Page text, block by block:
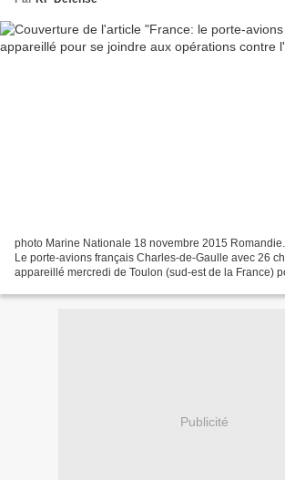
photo Marine Nationale 18 novembre 2015
Le porte-avions français Charles-de-Gaulle avec 26
appareillé mercredi de Toulon (sud-est de la France)
Publicité